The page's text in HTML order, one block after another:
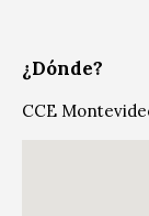
¿Dónde?
CCE